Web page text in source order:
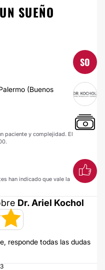
SUEÑO
SO
(Buenos
paciente y complejidad. El
han indicado que vale la
Dr. Ariel Kochol
responde todas las dudas